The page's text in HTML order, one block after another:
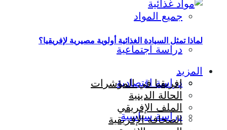
جميع المواد
دراسة اجتماعية
دراسة اقتصادية
دراسة سياسية
لماذا تمثل السيادة الغذائية أولوية مصيرية لإفريقيا؟
المزيد
إفريقيا في المؤشرات
الحالة الدينية
الملف الإفريقي
الصحافة الإفريقية